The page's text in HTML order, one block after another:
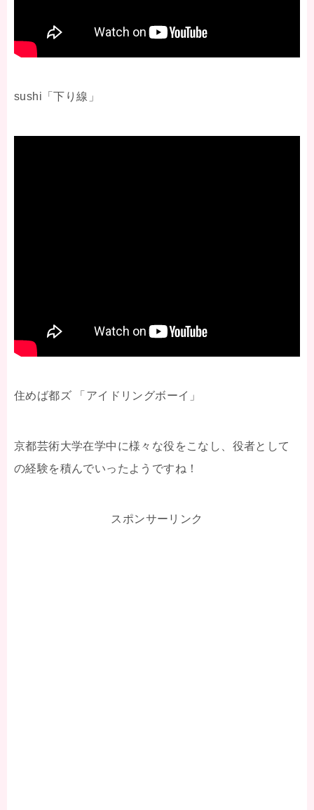
sushi「下り線」
住めば都ズ 「アイドリングボーイ」
京都芸術大学在学中に様々な役をこなし、役者として
の経験を積んでいったようですね！
スポンサーリンク